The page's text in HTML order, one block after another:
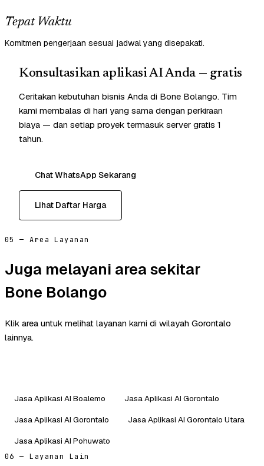
Tepat Waktu
Komitmen pengerjaan sesuai jadwal yang disepakati.
Konsultasikan aplikasi AI Anda — gratis
Ceritakan kebutuhan bisnis Anda di Bone Bolango. Tim
kami membalas di hari yang sama dengan perkiraan
biaya — dan setiap proyek termasuk server gratis 1
tahun.
Chat WhatsApp Sekarang
Lihat Daftar Harga
05 — Area Layanan
Juga melayani area sekitar
Bone Bolango
Klik area untuk melihat layanan kami di wilayah Gorontalo
lainnya.
Jasa Aplikasi AI Boalemo
Jasa Aplikasi AI Gorontalo
Jasa Aplikasi AI Gorontalo
Jasa Aplikasi AI Gorontalo Utara
Jasa Aplikasi AI Pohuwato
06 — Layanan Lain